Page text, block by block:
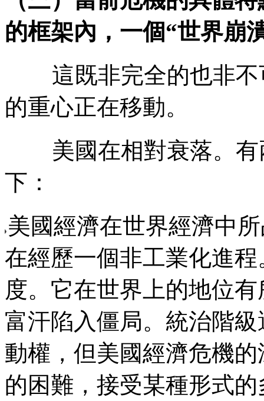
的框架內，一個“世界崩
這既非完全的也非
的重心正在移動。
美國在相對衰落。
下：
美國經濟在世界經濟中
在經歷一個非工業化進
度。它在世界上的地位
富汗陷入僵局。統治階
動權，但美國經濟危機
的困難，接受某種形式